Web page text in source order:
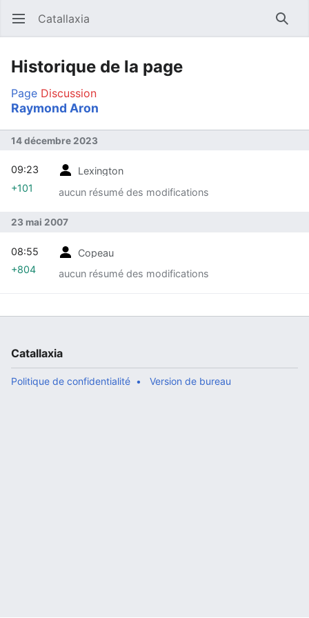
Ouvrir le menu principal Catallaxia
Historique de la page
Page Discussion
Raymond Aron
14 décembre 2023
Lexington
aucun résumé des modifications
09:23
+101
23 mai 2007
Copeau
aucun résumé des modifications
08:55
+804
Catallaxia
Politique de confidentialité Version de bureau